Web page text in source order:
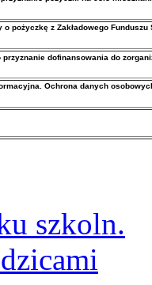
o pożyczkę z Zakładowego
przyznanie dofinansowania do
Ochrona danych
szkoln.